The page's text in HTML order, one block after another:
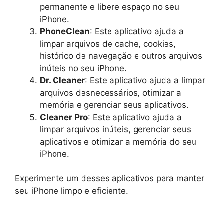
permanente e libere espaço no seu
iPhone.
PhoneClean: Este aplicativo ajuda a
limpar arquivos de cache, cookies,
histórico de navegação e outros arquivos
inúteis no seu iPhone.
Dr. Cleaner: Este aplicativo ajuda a limpar
arquivos desnecessários, otimizar a
memória e gerenciar seus aplicativos.
Cleaner Pro: Este aplicativo ajuda a
limpar arquivos inúteis, gerenciar seus
aplicativos e otimizar a memória do seu
iPhone.
Experimente um desses aplicativos para manter
seu iPhone limpo e eficiente.